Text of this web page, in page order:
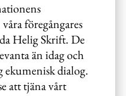
föregångares
Helig Skrift. De
än idag och
ekumenisk dialog.
att tjäna vårt